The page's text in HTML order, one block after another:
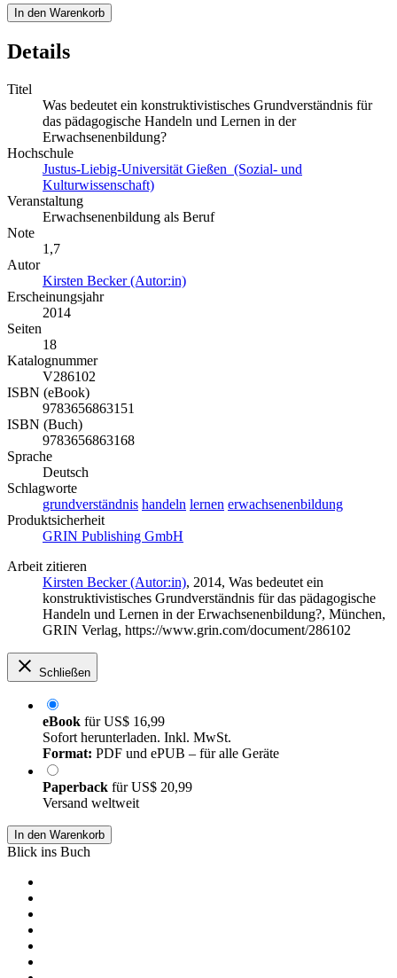
In den Warenkorb
Details
Titel
Was bedeutet ein konstruktivistisches Grundverständnis für
das pädagogische Handeln und Lernen in der
Erwachsenenbildung?
Hochschule
Justus-Liebig-Universität Gießen (Sozial- und
Kulturwissenschaft)
Veranstaltung
Erwachsenenbildung als Beruf
Note
1,7
Autor
Kirsten Becker (Autor:in)
Erscheinungsjahr
2014
Seiten
18
Katalognummer
V286102
ISBN (eBook)
9783656863151
ISBN (Buch)
9783656863168
Sprache
Deutsch
Schlagworte
grundverständnis handeln lernen erwachsenenbildung
Produktsicherheit
GRIN Publishing GmbH
Arbeit zitieren
Kirsten Becker (Autor:in), 2014, Was bedeutet ein
konstruktivistisches Grundverständnis für das pädagogische
Handeln und Lernen in der Erwachsenenbildung?, München,
GRIN Verlag, https://www.grin.com/document/286102
Schließen
eBook fürUS$ 16,99
Sofort herunterladen. Inkl. MwSt.
Format: PDF und ePUB – für alle Geräte
Paperback fürUS$ 20,99
Versand weltweit
In den Warenkorb
Blick ins Buch